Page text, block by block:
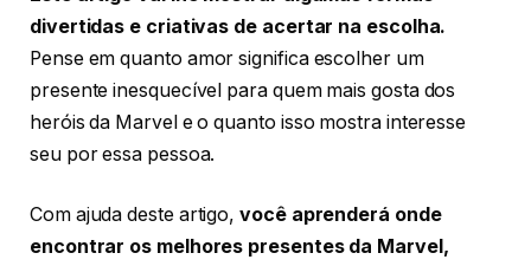
divertidas e criativas de acertar na escolha.
Pense em quanto amor significa escolher um
presente inesquecível para quem mais gosta dos
heróis da Marvel e o quanto isso mostra interesse
seu por essa pessoa.
Com ajuda deste artigo,você aprenderá onde
encontrar os melhores presentes da Marvel,